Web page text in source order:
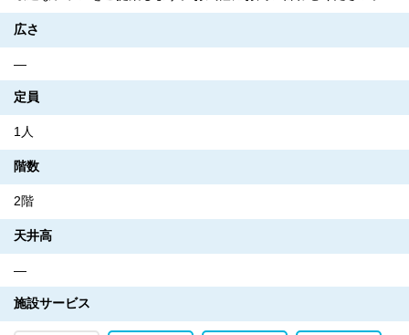
広さ
―
定員
1人
階数
2階
天井高
―
施設サービス